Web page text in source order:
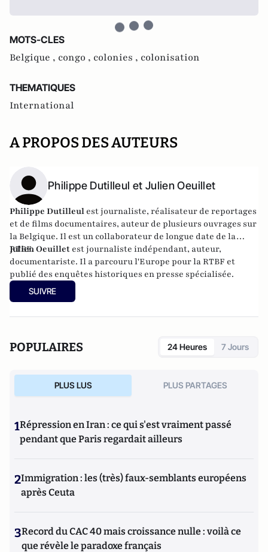
MOTS-CLES
Belgique , congo , colonies , colonisation
THEMATIQUES
International
A PROPOS DES AUTEURS
Philippe Dutilleul et Julien Oeuillet
Philippe Dutilleul est journaliste, réalisateur de reportages
et de films documentaires, auteur de plusieurs ouvrages sur
la Belgique. Il est un collaborateur de longue date de la
RTBF.
Julien Oeuillet est journaliste indépendant, auteur,
documentariste. Il a parcouru l'Europe pour la RTBF et
publié des enquêtes historiques en presse spécialisée.
SUIVRE
POPULAIRES 24 Heures 7 Jours
PLUS LUS PLUS PARTAGES
1Répression en Iran : ce qui s'est vraiment passé
pendant que Paris regardait ailleurs
2Immigration : les (très) faux-semblants européens
après Ceuta
3Record du CAC 40 mais croissance nulle : voilà ce
que révèle le paradoxe français